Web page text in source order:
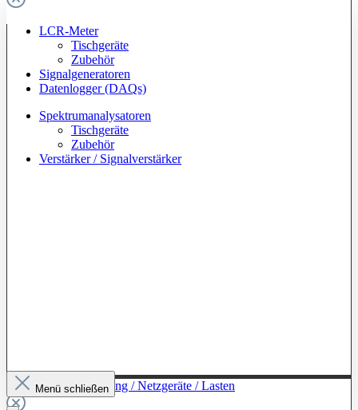
LCR-Meter
Tischgeräte
Zubehör
Signalgeneratoren
Datenlogger (DAQs)
Spektrumanalysatoren
Tischgeräte
Zubehör
Verstärker / Signalverstärker
Zur Kategorie: Leistung / Netzgeräte / Lasten
Menü schließen